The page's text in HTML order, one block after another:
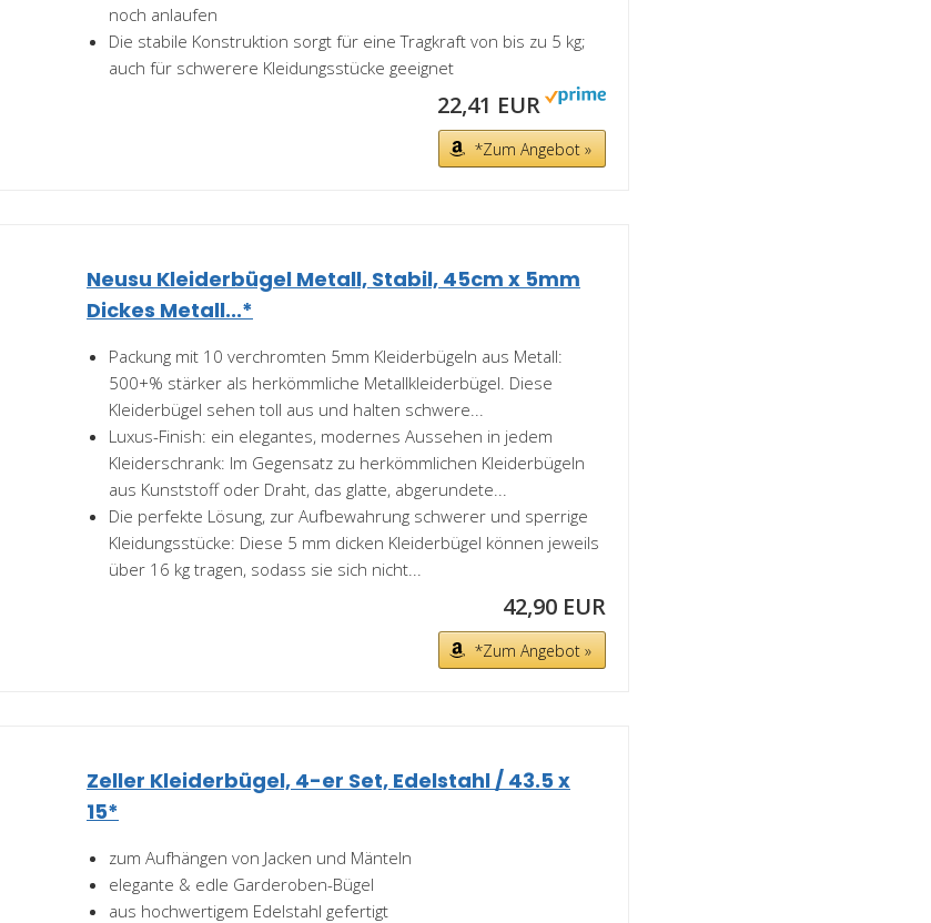
noch anlaufen
Die stabile Konstruktion sorgt für eine Tragkraft von bis zu 5 kg;
auch für schwerere Kleidungsstücke geeignet
22,41 EUR
*Zum Angebot »
Neusu Kleiderbügel Metall, Stabil, 45cm x 5mm
Dickes Metall...*
Packung mit 10 verchromten 5mm Kleiderbügeln aus Metall:
500+% stärker als herkömmliche Metallkleiderbügel. Diese
Kleiderbügel sehen toll aus und halten schwere...
Luxus-Finish: ein elegantes, modernes Aussehen in jedem
Kleiderschrank: Im Gegensatz zu herkömmlichen Kleiderbügeln
aus Kunststoff oder Draht, das glatte, abgerundete...
Die perfekte Lösung, zur Aufbewahrung schwerer und sperrige
Kleidungsstücke: Diese 5 mm dicken Kleiderbügel können jeweils
über 16 kg tragen, sodass sie sich nicht...
42,90 EUR
*Zum Angebot »
Zeller Kleiderbügel, 4-er Set, Edelstahl / 43.5 x
15*
zum Aufhängen von Jacken und Mänteln
elegante & edle Garderoben-Bügel
aus hochwertigem Edelstahl gefertigt